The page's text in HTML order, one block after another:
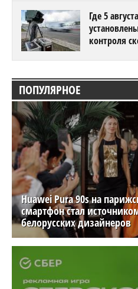
Где 5
контроля
ПОПУЛЯРНОЕ
Huawei Pura 90s на
смартфон стал
белорусских дизайнеров